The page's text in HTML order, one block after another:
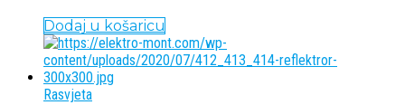
Dodaj u košaricu
Rasvjeta